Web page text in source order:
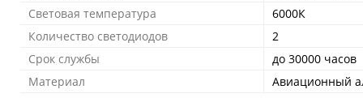
Световая температура
6000К
Количество светодиодов
2
Срок службы
до 30000 часов
Материал
Авиационный